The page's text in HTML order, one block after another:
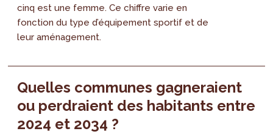
cinq est une femme. Ce chiffre varie en
fonction du type d’équipement sportif et de
leur aménagement.
Quelles communes gagneraient
ou perdraient des habitants entre
2024 et 2034 ?